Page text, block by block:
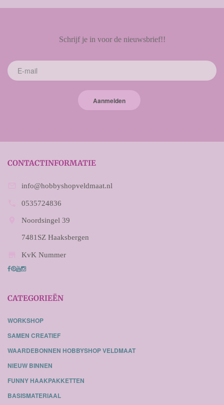
Schrijf je in voor de nieuwsbrief!!
Aanmelden
CONTACTINFORMATIE
info@hobbyshopveldmaat.nl
0535724836
Noordsingel 39
7481SZ Haaksbergen
KvK Nummer
CATEGORIEËN
WORKSHOP
SAMEN CREATIEF
WAARDEBONNEN HOBBYSHOP VELDMAAT
NIEUW BINNEN
FUNNY HAAKPAKKETTEN
BASISMATERIAAL